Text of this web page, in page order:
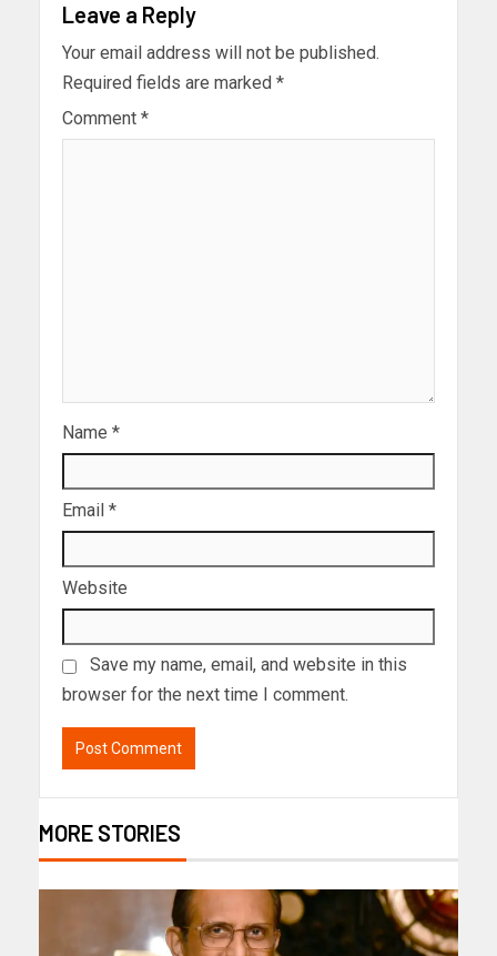
Leave a Reply
Your email address will not be published.
Required fields are marked *
Comment *
Name *
Email *
Website
Save my name, email, and website in this
browser for the next time I comment.
MORE STORIES